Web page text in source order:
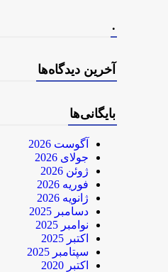
.
آخرین دیدگاه‌ها
بایگانی‌ها
آگوست 2026
جولای 2026
ژوئن 2026
فوریه 2026
ژانویه 2026
دسامبر 2025
نوامبر 2025
اکتبر 2025
سپتامبر 2025
اکتبر 2020